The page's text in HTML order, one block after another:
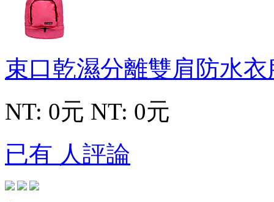
束口乾濕分離雙肩防水
NT: 0元 NT: 0元
已有 人評論